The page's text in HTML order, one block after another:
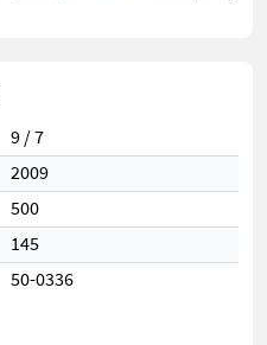
9 / 7
2009
500
145
50-0336